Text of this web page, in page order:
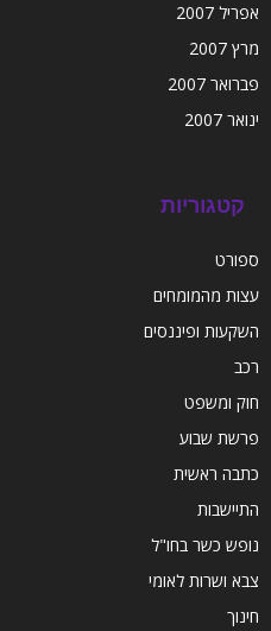
אפריל 2007
מרץ 2007
פברואר 2007
ינואר 2007
קטגוריות
ספורט
עצות מהמומחים
השקעות ופיננסים
רכב
חוק ומשפט
פרשת שבוע
כתבה ראשית
התיישבות
נופש כשר בחו"ל
צבא ושרות לאומי
חינוך